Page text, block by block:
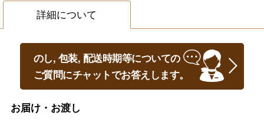
詳細について
のし, 包装, 配送時期等についての
ご質問にチャットでお答えします。
お届け・お渡し